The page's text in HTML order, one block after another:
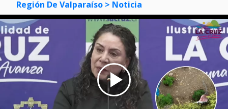
Región De Valparaíso > Noticia